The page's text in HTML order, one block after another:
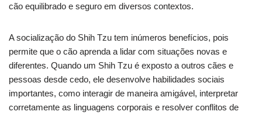
cão equilibrado e seguro em diversos contextos.
A socialização do Shih Tzu tem inúmeros benefícios, pois
permite que o cão aprenda a lidar com situações novas e
diferentes. Quando um Shih Tzu é exposto a outros cães e
pessoas desde cedo, ele desenvolve habilidades sociais
importantes, como interagir de maneira amigável, interpretar
corretamente as linguagens corporais e resolver conflitos de